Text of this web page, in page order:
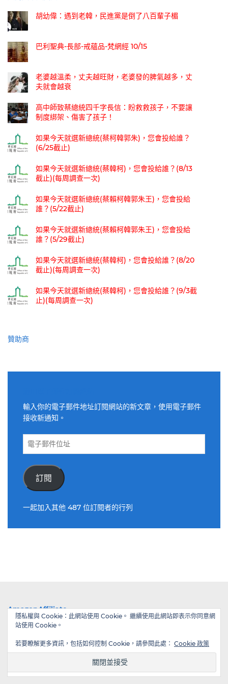
胡幼偉：遇到老韓，民進黨是倒了八百輩子楣
巴利聖典-長部-戒蘊品-梵網經 10/15
老婆越溫柔，丈夫越旺財，老婆發的脾氣越多，丈
夫就會越衰
高中師致蔡總統四千字長信：盼救救孩子，不要讓
制度綁架、傷害了孩子！
如果今天就選新總統(蔡柯韓郭朱)，您會投給誰？
(6/25截止)
如果今天就選新總統(蔡韓柯)，您會投給誰？(8/13
截止)(每周調查一次)
如果今天就選新總統(蔡賴柯韓郭朱王)，您會投給
誰？(5/22截止)
如果今天就選新總統(蔡賴柯韓郭朱王)，您會投給
誰？(5/29截止)
如果今天就選新總統(蔡韓柯)，您會投給誰？(8/20
截止)(每周調查一次)
如果今天就選新總統(蔡韓柯)，您會投給誰？(9/3截
止)(每周調查一次)
贊助商
輸入你的電子郵件地址訂閱網站的新文章，使用電子郵件
接收新通知。
電
件
位
訂閱
一起加入其他 487 位訂閱者的行列
AmazonAffiliate
隱私權與 Cookie：此網站使用 Cookie。 繼續使用此網站即表示你同意網
站使用 Cookie。
若要瞭解更多資訊，包括如何控制 Cookie，請參閱此處： Cookie 政策